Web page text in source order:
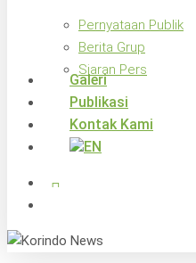
Pernyataan Publik
Berita Grup
Siaran Pers
Galeri
Publikasi
Kontak Kami
x-
twitter
facebook